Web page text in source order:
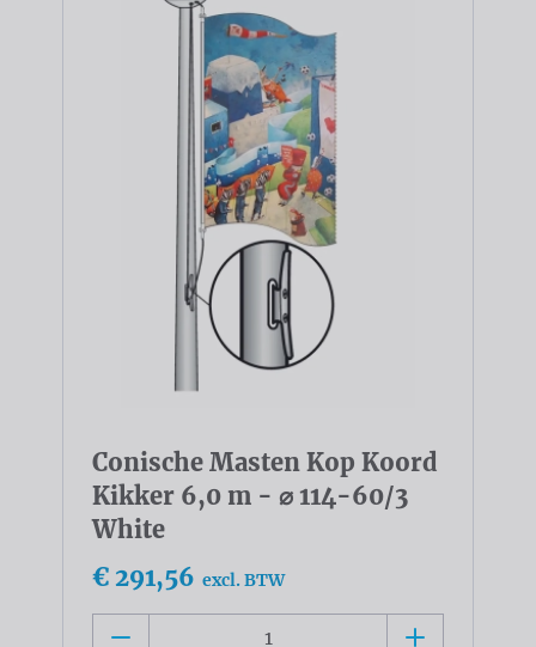
Conische Masten Kop Koord
Kikker 6,0 m - ⌀ 114-60/3
White
€ 291,56 excl. BTW